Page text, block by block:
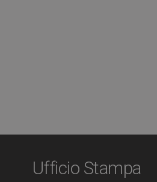
Ufficio Stampa